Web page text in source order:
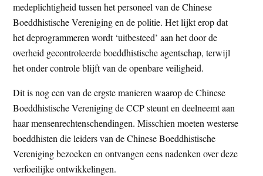
medeplichtigheid tussen het personeel van de Chinese
Boeddhistische Vereniging en de politie. Het lijkt erop dat
het deprogrammeren wordt ‘uitbesteed’ aan het door de
overheid gecontroleerde boeddhistische agentschap, terwijl
het onder controle blijft van de openbare veiligheid.
Dit is nog een van de ergste manieren waarop de Chinese
Boeddhistische Vereniging de CCP steunt en deelneemt aan
haar mensenrechtenschendingen. Misschien moeten westerse
boeddhisten die leiders van de Chinese Boeddhistische
Vereniging bezoeken en ontvangen eens nadenken over deze
verfoeilijke ontwikkelingen.